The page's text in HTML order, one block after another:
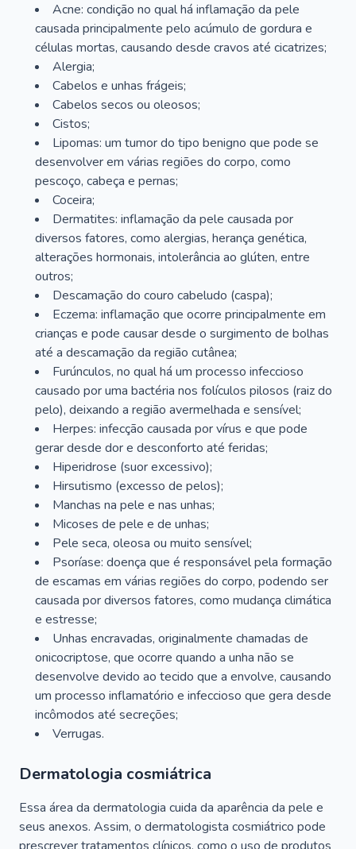
Acne: condição no qual há inflamação da pele
causada principalmente pelo acúmulo de gordura e
células mortas, causando desde cravos até cicatrizes;
Alergia;
Cabelos e unhas frágeis;
Cabelos secos ou oleosos;
Cistos;
Lipomas: um tumor do tipo benigno que pode se
desenvolver em várias regiões do corpo, como
pescoço, cabeça e pernas;
Coceira;
Dermatites: inflamação da pele causada por
diversos fatores, como alergias, herança genética,
alterações hormonais, intolerância ao glúten, entre
outros;
Descamação do couro cabeludo (caspa);
Eczema: inflamação que ocorre principalmente em
crianças e pode causar desde o surgimento de bolhas
até a descamação da região cutânea;
Furúnculos, no qual há um processo infeccioso
causado por uma bactéria nos folículos pilosos (raiz do
pelo), deixando a região avermelhada e sensível;
Herpes: infecção causada por vírus e que pode
gerar desde dor e desconforto até feridas;
Hiperidrose (suor excessivo);
Hirsutismo (excesso de pelos);
Manchas na pele e nas unhas;
Micoses de pele e de unhas;
Pele seca, oleosa ou muito sensível;
Psoríase: doença que é responsável pela formação
de escamas em várias regiões do corpo, podendo ser
causada por diversos fatores, como mudança climática
e estresse;
Unhas encravadas, originalmente chamadas de
onicocriptose, que ocorre quando a unha não se
desenvolve devido ao tecido que a envolve, causando
um processo inflamatório e infeccioso que gera desde
incômodos até secreções;
Verrugas.
Dermatologia cosmiátrica
Essa área da dermatologia cuida da aparência da pele e
seus anexos. Assim, o dermatologista cosmiátrico pode